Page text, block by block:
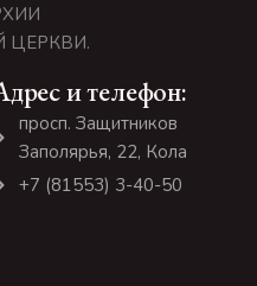
ЦЕРКВИ.
и телефон:
просп. Защитников
Заполярья, 22, Кола
+7 (81553) 3-40-50